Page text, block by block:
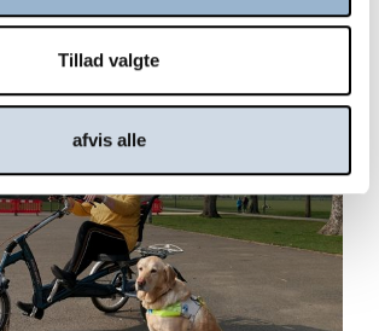
Tillad valgte
afvis alle